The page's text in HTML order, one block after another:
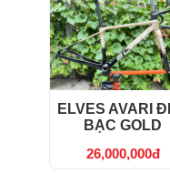
ELVES AVARI
BẠC GOLD
26,000,000đ